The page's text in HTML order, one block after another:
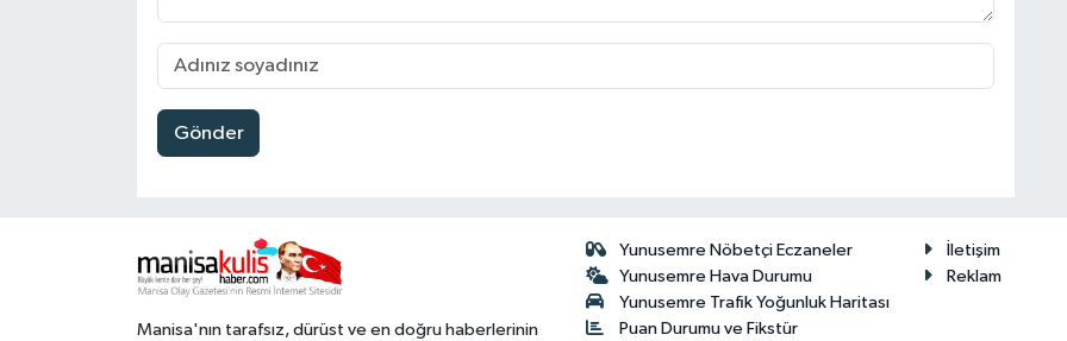
Gönder
Manisa'nın tarafsız, dürüst ve en doğru haberlerinin
Yunusemre Nöbetçi Eczaneler
Yunusemre Hava Durumu
Yunusemre Trafik Yoğunluk Haritası
Puan Durumu ve Fikstür
İletişim
Reklam